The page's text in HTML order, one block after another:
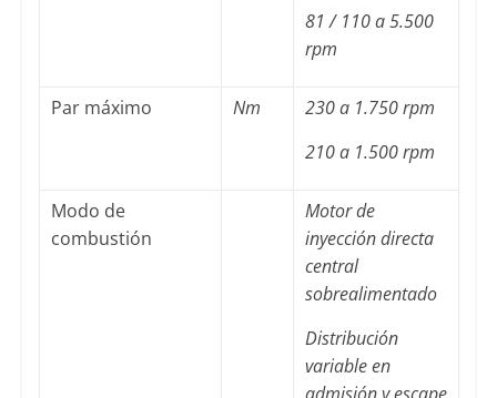
81 / 110 a 5.500
rpm
Par máximo Nm
230 a 1.750 rpm
210 a 1.500 rpm
Modo de
combustión
Motor de
inyección directa
central
sobrealimentado
Distribución
variable en